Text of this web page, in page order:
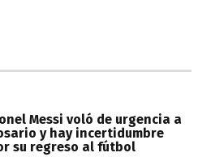
Messi voló de urgencia a
y hay incertidumbre
su regreso al fútbol